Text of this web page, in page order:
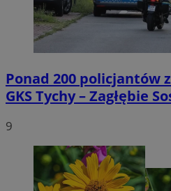
Ponad 200 policjantów
GKS Tychy – Zagłębie
9